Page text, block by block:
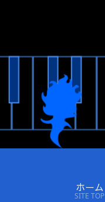
ホーム
SITE TOP